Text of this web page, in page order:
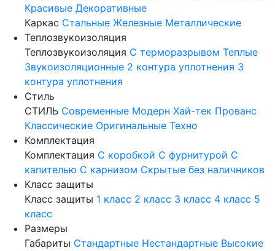
Красивые Декоративные
Каркас Стальные Железные Металлические
Теплозвукоизоляция
Теплозвукоизоляция С терморазрывом Теплые
Звукоизоляционные 2 контура уплотнения 3
контура уплотнения
Стиль
СТИЛЬ Современные Модерн Хай-тек Прованс
Классические Оригинальные Техно
Комплектация
Комплектация С коробкой С фурнитурой С
капителью С карнизом Скрытые без наличников
Класс защиты
Класс защиты 1 класс 2 класс 3 класс 4 класс 5
класс
Размеры
Габариты Стандартные Нестандартные Высокие